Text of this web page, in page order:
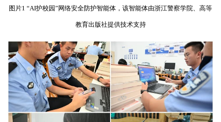
图片1 “AI护校园”网络安全防护智能体，该智能体由浙江警察学院、高等
教育出版社提供技术支持